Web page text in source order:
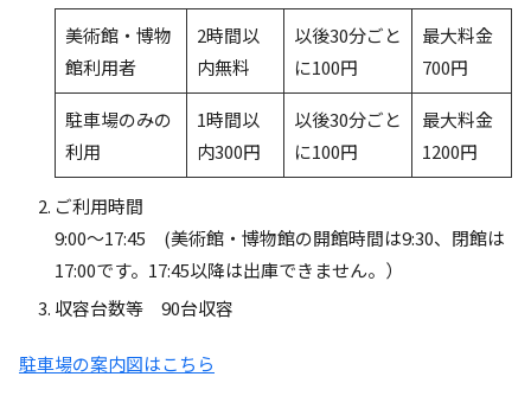
美術館・博物
館利用者
2時間以
内無料
以後30分ごと
に100円
最大料金
700円
駐車場のみの
利用
1時間以
内300円
以後30分ごと
に100円
最大料金
1200円
ご利用時間
9:00〜17:45 (美術館・博物館の開館時間は9:30、閉館は
17:00です。17:45以降は出庫できません。）
収容台数等 90台収容
駐車場の案内図はこちら